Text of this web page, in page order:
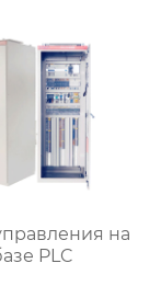
на
PLC